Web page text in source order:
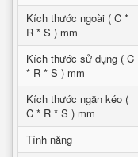
Kích thước ngoài ( C *
R * S ) mm
Kích thước sử dụng ( C
* R * S ) mm
Kích thước ngăn kéo (
C * R * S ) mm
Tính năng